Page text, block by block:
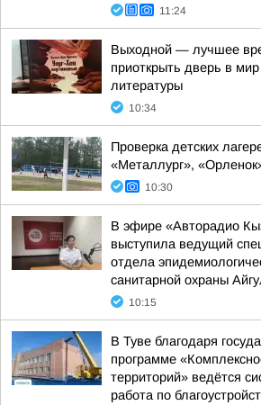
11:24
Выходной — лучшее
приоткрыть дверь в
литературы
10:34
Проверка детских
«Металлург»,
10:30
В эфире «Авторадио
выступила ведущий
отдела
санитарной охраны
10:15
В Туве благодаря
программе
территорий» ведётся
работа по